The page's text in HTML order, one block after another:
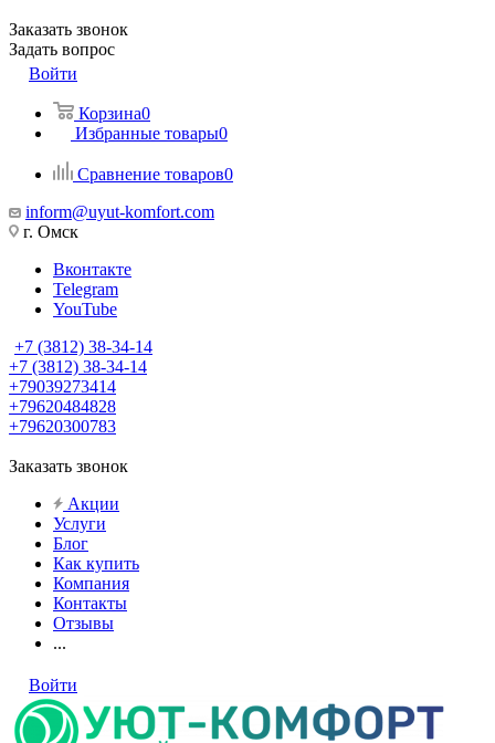
Заказать звонок
Задать вопрос
Войти
Корзина0
Избранные товары0
Сравнение товаров0
inform@uyut-komfort.com
г. Омск
Вконтакте
Telegram
YouTube
+7 (3812) 38-34-14
+7 (3812) 38-34-14
+79039273414
+79620484828
+79620300783
Заказать звонок
Акции
Услуги
Блог
Как купить
Компания
Контакты
Отзывы
...
Войти